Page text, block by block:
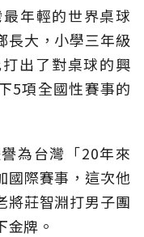
年輕的世界桌球
長大，小學三年級
出了對桌球的興
5項全國性賽事的
為台灣「20年來
國際賽事，這次他
將莊智淵打男子團
牌。